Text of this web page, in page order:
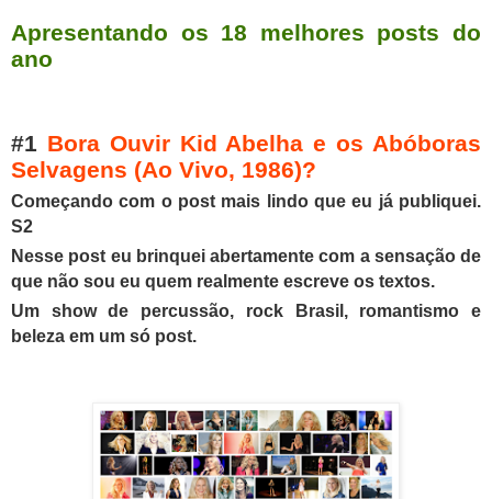
Apresentando os 18 melhores posts do
ano
#1 Bora Ouvir Kid Abelha e os Abóboras
Selvagens (Ao Vivo, 1986)?
Começando com o post mais lindo que eu já publiquei.
S2
Nesse post eu brinquei abertamente com a sensação de
que não sou eu quem realmente escreve os textos.
Um show de percussão, rock Brasil, romantismo e
beleza em um só post.